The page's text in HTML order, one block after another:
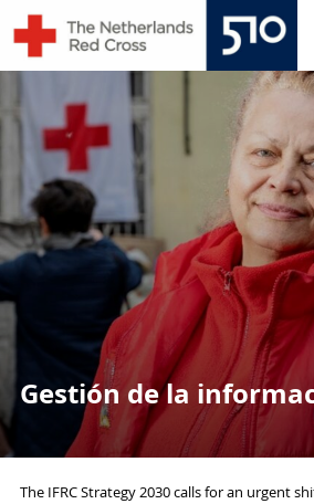
content
Gestión de la
The IFRC Strategy 2030 calls for an urgent